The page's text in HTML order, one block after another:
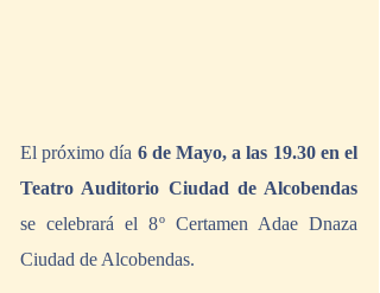
El próximo día 6 de Mayo, a las 19.30 en el
se celebrará el 8º Certamen Adae Dnaza
Ciudad de Alcobendas.